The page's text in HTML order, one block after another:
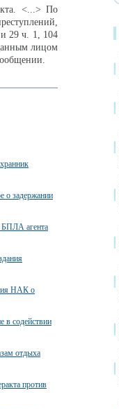
<...> По
29 ч. 1, 104
лицом
о задержании
БПЛА агента
НАК о
в содействии
отдыха
против